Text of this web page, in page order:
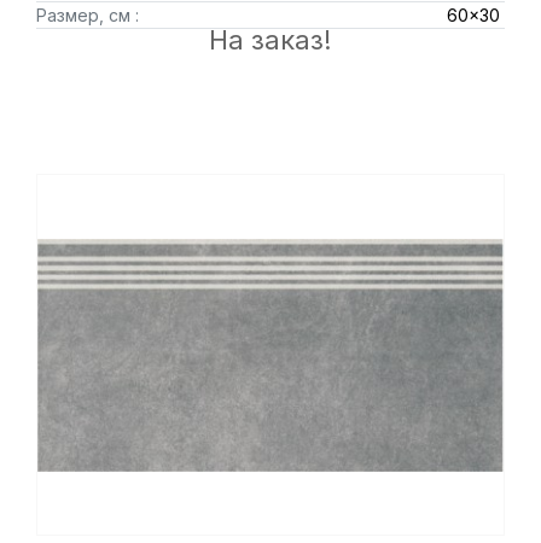
Размер, см :
60x30
На заказ!